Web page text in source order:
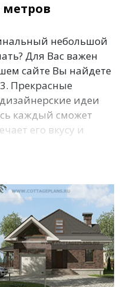
метров
небольшой
Для Вас важен
сайте Вы найдете
Прекрасные
идеи
каждый сможет
его вкусу и
Широкий
и
Вас. Всем
скидки и бонусы.
горячую линию и
операторов.